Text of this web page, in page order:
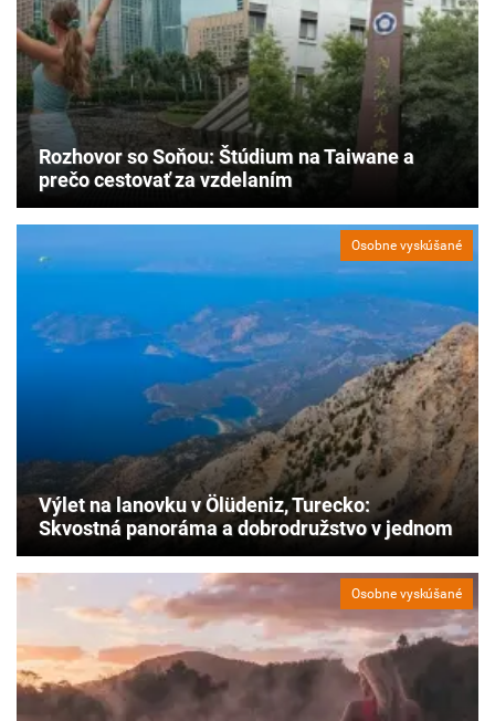
Rozhovor so Soňou: Štúdium na Taiwane a
prečo cestovať za vzdelaním
Výlet na lanovku v Ölüdeniz, Turecko:
Skvostná panoráma a dobrodružstvo v jednom
Osobne vyskúšané
Osobne vyskúšané